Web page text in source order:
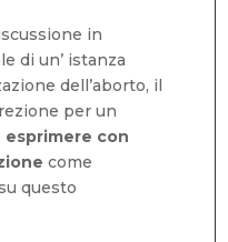
in
di un’ istanza
dell’aborto, il
per un
esprimere con
come
questo